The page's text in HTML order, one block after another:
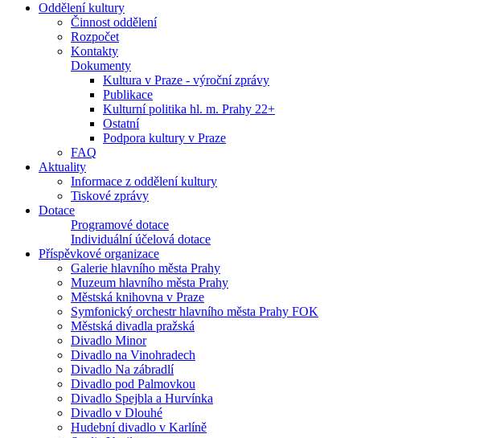
Oddělení kultury
Činnost oddělení
Rozpočet
Kontakty
Dokumenty
Kultura v Praze - výroční zprávy
Publikace
Kulturní politika hl. m. Prahy 22+
Ostatní
Podpora kultury v Praze
FAQ
Aktuality
Informace z oddělení kultury
Tiskové zprávy
Dotace
Programové dotace
Individuální účelová dotace
Příspěvkové organizace
Galerie hlavního města Prahy
Muzeum hlavního města Prahy
Městská knihovna v Praze
Symfonický orchestr hlavního města Prahy FOK
Městská divadla pražská
Divadlo Minor
Divadlo na Vinohradech
Divadlo Na zábradlí
Divadlo pod Palmovkou
Divadlo Spejbla a Hurvínka
Divadlo v Dlouhé
Hudební divadlo v Karlíně